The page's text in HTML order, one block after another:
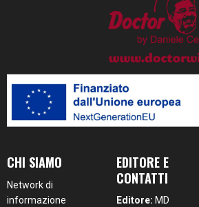
CHI SIAMO
Network di
informazione
EDITORE E
CONTATTI
Editore: MD